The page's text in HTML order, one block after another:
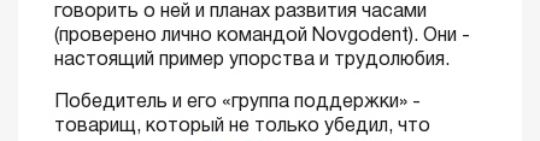
говорить о ней и планах развития часами
(проверено лично командой Novgodent). Они -
настоящий пример упорства и трудолюбия.
Победитель и его «группа поддержки» -
товарищ, который не только убедил, что